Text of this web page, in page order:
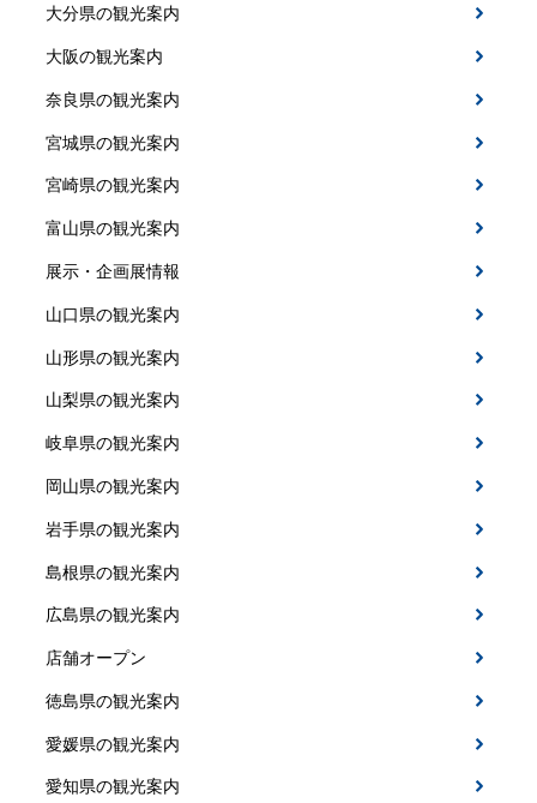
大分県の観光案内
大阪の観光案内
奈良県の観光案内
宮城県の観光案内
宮崎県の観光案内
富山県の観光案内
展示・企画展情報
山口県の観光案内
山形県の観光案内
山梨県の観光案内
岐阜県の観光案内
岡山県の観光案内
岩手県の観光案内
島根県の観光案内
広島県の観光案内
店舗オープン
徳島県の観光案内
愛媛県の観光案内
愛知県の観光案内